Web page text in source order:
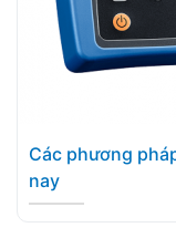
Các phương
nay